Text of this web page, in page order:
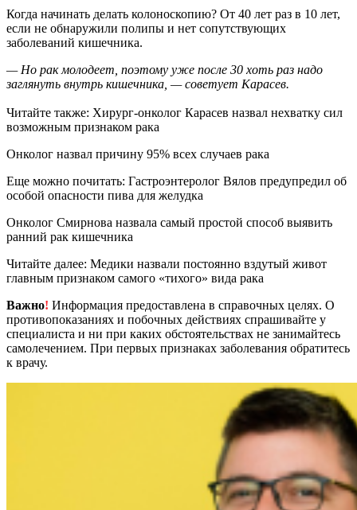
Когда начинать делать колоноскопию? От 40 лет раз в 10 лет,
если не обнаружили полипы и нет сопутствующих
заболеваний кишечника.
— Но рак молодеет, поэтому уже после 30 хоть раз надо
заглянуть внутрь кишечника, — советует Карасев.
Читайте также: Хирург-онколог Карасев назвал нехватку сил
возможным признаком рака
Онколог назвал причину 95% всех случаев рака
Еще можно почитать: Гастроэнтеролог Вялов предупредил об
особой опасности пива для желудка
Онколог Смирнова назвала самый простой способ выявить
ранний рак кишечника
Читайте далее: Медики назвали постоянно вздутый живот
главным признаком самого «тихого» вида рака
Важно! Информация предоставлена в справочных целях. О
противопоказаниях и побочных действиях спрашивайте у
специалиста и ни при каких обстоятельствах не занимайтесь
самолечением. При первых признаках заболевания обратитесь
к врачу.